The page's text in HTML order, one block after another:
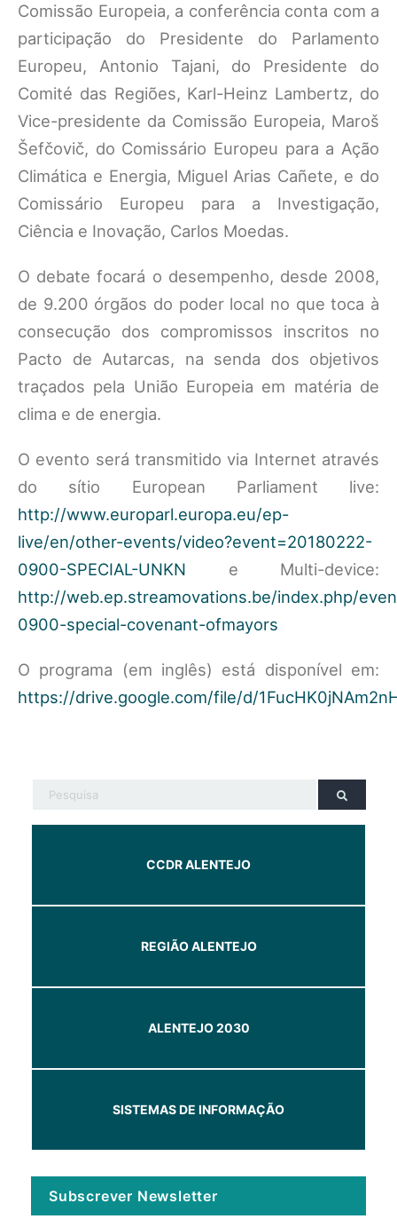
Comissão Europeia, a conferência conta com a
participação do Presidente do Parlamento
Europeu, Antonio Tajani, do Presidente do
Comité das Regiões, Karl-Heinz Lambertz, do
Vice-presidente da Comissão Europeia, Maroš
Šefčovič, do Comissário Europeu para a Ação
Climática e Energia, Miguel Arias Cañete, e do
Comissário Europeu para a Investigação,
Ciência e Inovação, Carlos Moedas.
O debate focará o desempenho, desde 2008,
de 9.200 órgãos do poder local no que toca à
consecução dos compromissos inscritos no
Pacto de Autarcas, na senda dos objetivos
traçados pela União Europeia em matéria de
clima e de energia.
O evento será transmitido via Internet através
do sítio European Parliament live:
http://www.europarl.europa.eu/ep-
live/en/other-events/video?event=20180222-
0900-SPECIAL-UNKN e Multi-device:
http://web.ep.streamovations.be/index.php/
0900-special-covenant-ofmayors
O programa (em inglês) está disponível em:
https://drive.google.com/file/d/
CCDR ALENTEJO
REGIÃO ALENTEJO
ALENTEJO 2030
SISTEMAS DE INFORMAÇÃO
Subscrever Newsletter